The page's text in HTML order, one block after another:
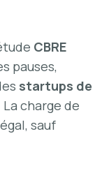
CBRE
pauses,
startups de
La charge de
sauf